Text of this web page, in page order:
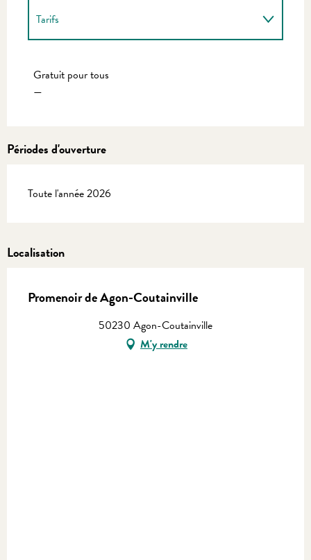
Tarifs
Gratuit pour tous
—
Périodes d'ouverture
Toute l'année 2026
Localisation
Promenoir de Agon-Coutainville
50230 Agon-Coutainville
M'y rendre